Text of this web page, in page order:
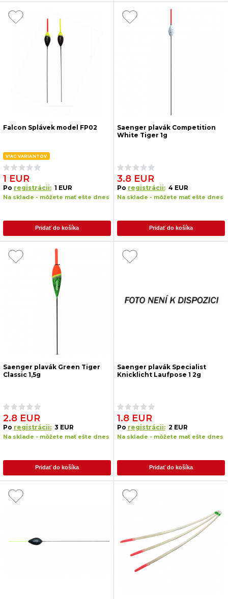
Falcon Splávek model FP02
VIAC VARIANTOV
1 EUR
Po registrácii: 1 EUR
Na sklade - môžete mať ešte dnes
Pridať do košíka
Saenger plavák Competition
White Tiger 1g
3.8 EUR
Po registrácii: 4 EUR
Na sklade - môžete mať ešte dnes
Pridať do košíka
Saenger plavák Green Tiger
Classic 1,5g
2.8 EUR
Po registrácii: 3 EUR
Na sklade - môžete mať ešte dnes
Pridať do košíka
Saenger plavák Specialist
Knicklicht Laufpose 1 2g
1.8 EUR
Po registrácii: 2 EUR
Na sklade - môžete mať ešte dnes
Pridať do košíka